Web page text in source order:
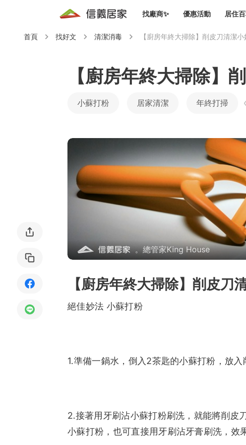
找廠商✨
設計裝潢
設計裝潢
優惠活動
居住服務免費諮詢
信義客戶優惠
信義成交客戶福利專區
居住
室內設計 居
搬家清運
清潔除蟲
清潔消毒冷氣
家居設備
長照設備系統
局部修繕
局部裝修
生活金融
買屋 賣屋
首頁 找好文 清潔消毒 【廚房年終大掃除】削皮刀清潔
【廚房年終大掃除】
小蘇打粉 居家清潔 年終打掃
。總管家King House
【廚房年終大掃除】削皮刀
絕佳妙法 小蘇打粉
1.準備一鍋水，倒入2茶匙的小蘇打粉，放
2.接著用牙刷沾小蘇打粉刷洗，就能將削皮
小蘇打粉，也可直接用牙刷沾牙膏刷洗，